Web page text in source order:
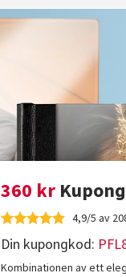
360 kr
Din kupongkod:
Kombinationen av ett
4,9/5 av